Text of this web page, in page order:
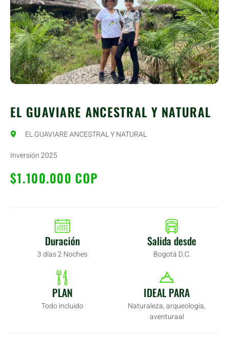
EL GUAVIARE ANCESTRAL Y NATURAL
EL GUAVIARE ANCESTRAL Y NATURAL
Inversión 2025
$1.100.000 COP
Duración
3 días 2 Noches
Salida desde
Bogotá D.C.
PLAN
Todo incluido
IDEAL PARA
Naturaleza, arqueología,
aventuraal